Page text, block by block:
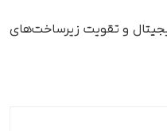
و تقویت زیرساخت‌های